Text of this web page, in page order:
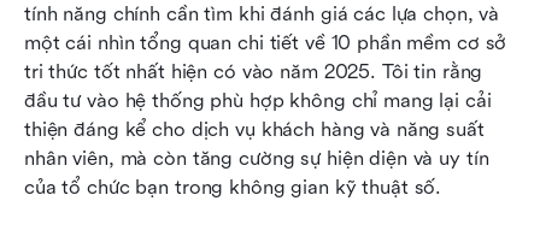
tính năng chính cần tìm khi đánh giá các lựa chọn, và
một cái nhìn tổng quan chi tiết về 10 phần mềm cơ sở
tri thức tốt nhất hiện có vào năm 2025. Tôi tin rằng
đầu tư vào hệ thống phù hợp không chỉ mang lại cải
thiện đáng kể cho dịch vụ khách hàng và năng suất
nhân viên, mà còn tăng cường sự hiện diện và uy tín
của tổ chức bạn trong không gian kỹ thuật số.